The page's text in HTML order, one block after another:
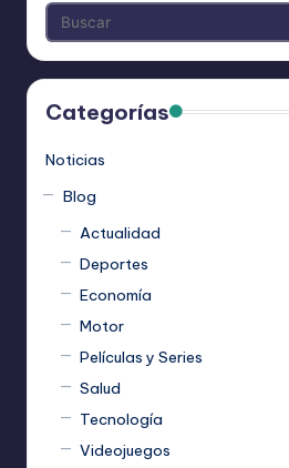
Categorías
Noticias
Blog
Actualidad
Deportes
Economía
Motor
Películas y Series
Salud
Tecnología
Videojuegos